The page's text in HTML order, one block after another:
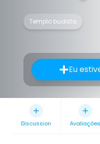
Templo budista
Eu
Discussion Avaliações